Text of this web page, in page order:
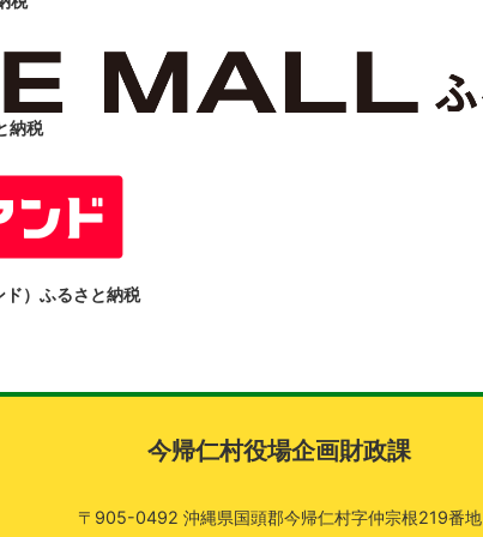
納税
）ふるさと納税
今帰仁村役場企画財政課
〒905-0492 沖縄県国頭郡今帰仁村字仲宗根219番地